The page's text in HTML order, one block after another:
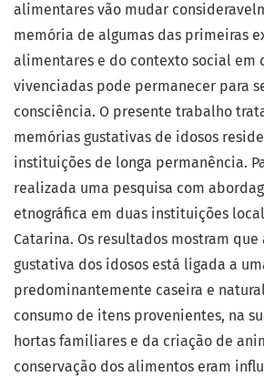
alimentares vão mudar
memória de algumas das primeiras
alimentares e do contexto social em
vivenciadas pode permanecer para
consciência. O presente trabalho
memórias gustativas de idosos
instituições de longa permanência.
realizada uma pesquisa com
etnográfica em duas instituições
Catarina. Os resultados mostram que
gustativa dos idosos está ligada a
predominantemente caseira e
consumo de itens provenientes, na
hortas familiares e da criação de
conservação dos alimentos eram